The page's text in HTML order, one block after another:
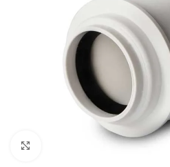
Click to enlarge